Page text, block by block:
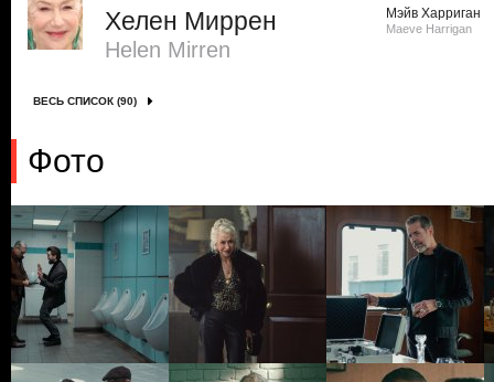
Хелен Миррен
Helen Mirren
Мэйв Харриган
Maeve Harrigan
ВЕСЬ СПИСОК (90)
Фото